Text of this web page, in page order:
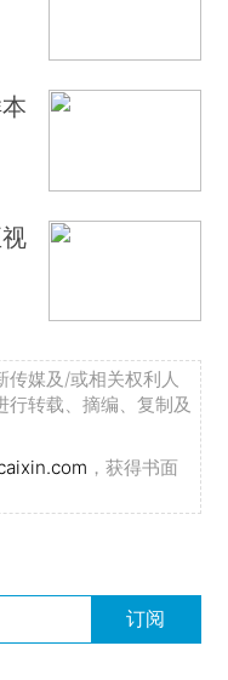
传媒及/或相关权利人
转载、摘编、复制及
，获得书面
订阅